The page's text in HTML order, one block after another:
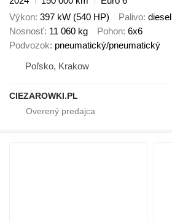
Výkon 397 kW (540 HP) Palivo diesel
Nosnosť 11 060 kg Pohon 6x6
Podvozok pneumatický/pneumatický
Poľsko, Krakow
CIEZAROWKI.PL